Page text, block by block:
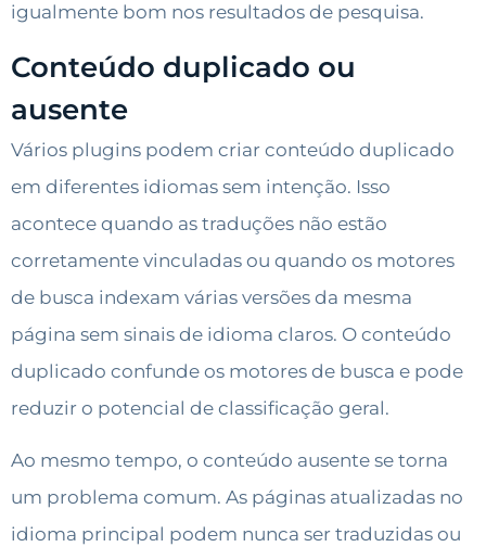
igualmente bom nos resultados de pesquisa.
Conteúdo duplicado ou
ausente
Vários plugins podem criar conteúdo duplicado
em diferentes idiomas sem intenção. Isso
acontece quando as traduções não estão
corretamente vinculadas ou quando os motores
de busca indexam várias versões da mesma
página sem sinais de idioma claros. O conteúdo
duplicado confunde os motores de busca e pode
reduzir o potencial de classificação geral.
Ao mesmo tempo, o conteúdo ausente se torna
um problema comum. As páginas atualizadas no
idioma principal podem nunca ser traduzidas ou